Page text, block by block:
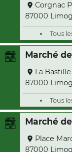
Corgnac
87000
Tous
Marché
La
87000
Tous
Marché
Place
87000